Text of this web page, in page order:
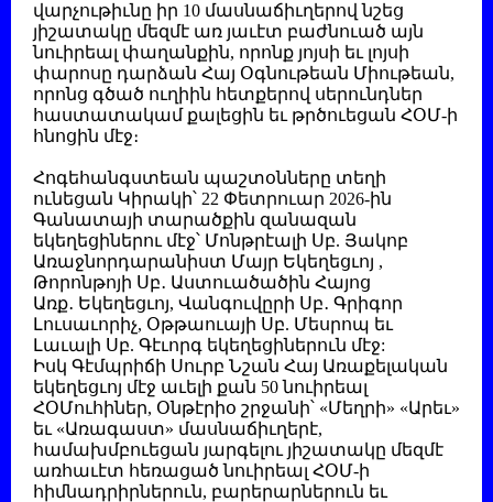
վարչութիւնը իր 10 մասնաճիւղերով նշեց
յիշատակը մեզմէ առ յաւէտ բաժնուած այն
նուիրեալ փաղանքին, որոնք յոյսի եւ լոյսի
փարոսը դարձան Հայ Օգնութեան Միութեան,
որոնց գծած ուղիին հետքերով սերունդներ
հաստատակամ քալեցին եւ թրծուեցան ՀՕՄ-ի
հնոցին մէջ։
Հոգեհանգստեան պաշտօնները տեղի
ունեցան Կիրակի՝ 22 Փետրուար 2026-ին
Գանատայի տարածքին զանազան
եկեղեցիներու մէջ՝ Մոնթրէալի Սբ. Յակոբ
Առաջնորդարանիստ Մայր Եկեղեցւոյ ,
Թորոնթոյի Սբ․ Աստուածածին Հայոց
Առք․ Եկեղեցւոյ, Վանգուվըրի Սբ․ Գրիգոր
Լուսաւորիչ, Օթթաուայի Սբ. Մեսրոպ եւ
Լաւալի Սբ. Գէւորգ եկեղեցիներուն մէջ:
Իսկ Գէմպրիճի Սուրբ Նշան Հայ Առաքելական
եկեղեցւոյ մէջ աւելի քան 50 նուիրեալ
ՀՕՄուհիներ, Օնթէրիօ շրջանի՝ «Մեղրի» «Արեւ»
եւ «Առագաստ» մասնաճիւղերէ,
համախմբուեցան յարգելու յիշատակը մեզմէ
առհաւէտ հեռացած նուիրեալ ՀՕՄ-ի
հիմնադրիրներուն, բարերարներուն եւ